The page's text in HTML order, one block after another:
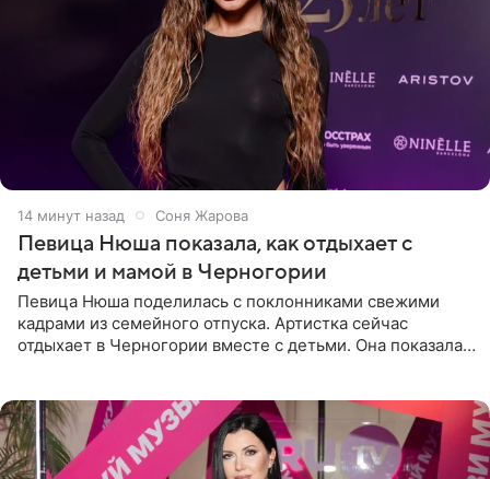
14 минут назад Соня Жарова
Певица Нюша показала, как отдыхает с
детьми и мамой в Черногории
Певица Нюша поделилась с поклонниками свежими
кадрами из семейного отпуска. Артистка сейчас
отдыхает в Черногории вместе с детьми. Она показала,